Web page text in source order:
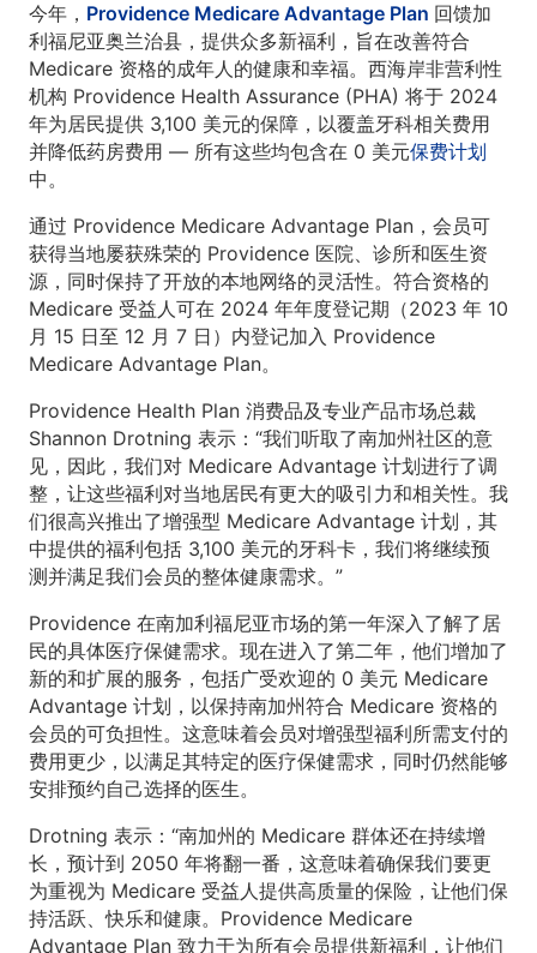
今年， Providence Medicare Advantage Plan 回馈加
利福尼亚奥兰治县，提供众多新福利，旨在改善符合
Medicare 资格的成年人的健康和幸福。西海岸非营利性
机构 Providence Health Assurance (PHA) 将于 2024
年为居民提供 3,100 美元的保障，以覆盖牙科相关费用
并降低药房费用 — 所有这些均包含在 0 美元保费计划
中。
通过 Providence Medicare Advantage Plan，会员可
获得当地屡获殊荣的 Providence 医院、诊所和医生资
源，同时保持了开放的本地网络的灵活性。符合资格的
Medicare 受益人可在 2024 年年度登记期（2023 年 10
月 15 日至 12 月 7 日）内登记加入 Providence
Medicare Advantage Plan。
Providence Health Plan 消费品及专业产品市场总裁
Shannon Drotning 表示：“我们听取了南加州社区的意
见，因此，我们对 Medicare Advantage 计划进行了调
整，让这些福利对当地居民有更大的吸引力和相关性。我
们很高兴推出了增强型 Medicare Advantage 计划，其
中提供的福利包括 3,100 美元的牙科卡，我们将继续预
测并满足我们会员的整体健康需求。”
Providence 在南加利福尼亚市场的第一年深入了解了居
民的具体医疗保健需求。现在进入了第二年，他们增加了
新的和扩展的服务，包括广受欢迎的 0 美元 Medicare
Advantage 计划，以保持南加州符合 Medicare 资格的
会员的可负担性。这意味着会员对增强型福利所需支付的
费用更少，以满足其特定的医疗保健需求，同时仍然能够
安排预约自己选择的医生。
Drotning 表示：“南加州的 Medicare 群体还在持续增
长，预计到 2050 年将翻一番，这意味着确保我们要更
为重视为 Medicare 受益人提供高质量的保险，让他们保
持活跃、快乐和健康。Providence Medicare
Advantage Plan 致力于为所有会员提供新福利，让他们